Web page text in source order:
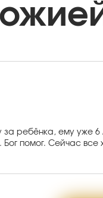
ребёнка, ему уже
помог. Сейчас